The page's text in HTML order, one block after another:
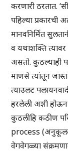
करणारी ठरतात.
पहिल्या प्रकारची
मानवनिर्मित
व यथाशक्ति
असतो. कुठल्याही
माणसे त्यांतून
त्याउलट
हरलेली अशी
कुठलीहि कठीण
process (अनुकूलन-
वेगवेगळ्या